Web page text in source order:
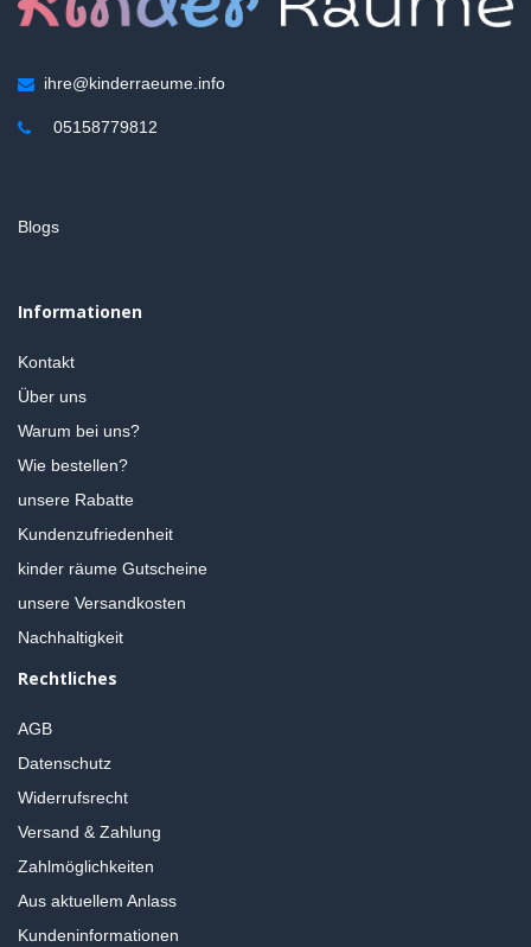
ihre@kinderraeume.info
05158779812
Blogs
Informationen
Kontakt
Über uns
Warum bei uns?
Wie bestellen?
unsere Rabatte
Kundenzufriedenheit
kinder räume Gutscheine
unsere Versandkosten
Nachhaltigkeit
Rechtliches
AGB
Datenschutz
Widerrufsrecht
Versand & Zahlung
Zahlmöglichkeiten
Aus aktuellem Anlass
Kundeninformationen